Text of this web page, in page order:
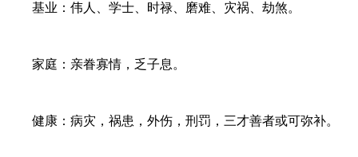
基业：伟人、学士、时禄、磨难、灾祸、劫煞。
家庭：亲眷寡情，乏子息。
健康：病灾，祸患，外伤，刑罚，三才善者或可弥补。